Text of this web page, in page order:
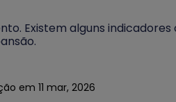
Existem alguns indicadores
em 11 mar, 2026